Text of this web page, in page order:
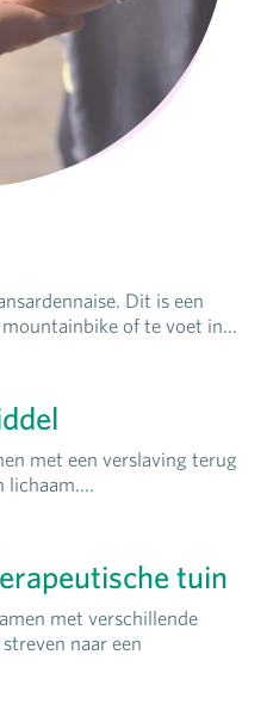
Dit is een
of te voet in...
met een verslaving terug
lichaam....
tuin
met verschillende
naar een